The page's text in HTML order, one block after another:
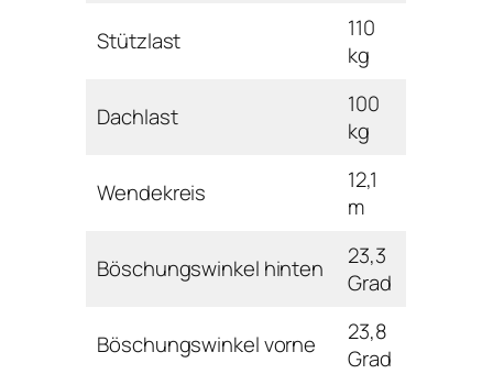
Stützlast
110
kg
Dachlast
100
kg
Wendekreis
12,1
m
Böschungswinkel hinten
23,3
Grad
Böschungswinkel vorne
23,8
Grad